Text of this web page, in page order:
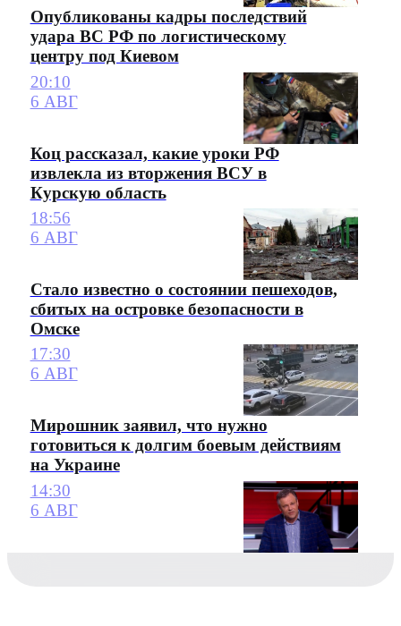
Опубликованы кадры последствий
удара ВС РФ по логистическому
центру под Киевом
20:10
6 АВГ
Коц рассказал, какие уроки РФ
извлекла из вторжения ВСУ в
Курскую область
18:56
6 АВГ
Стало известно о состоянии пешеходов,
сбитых на островке безопасности в
Омске
17:30
6 АВГ
Мирошник заявил, что нужно
готовиться к долгим боевым действиям
на Украине
14:30
6 АВГ